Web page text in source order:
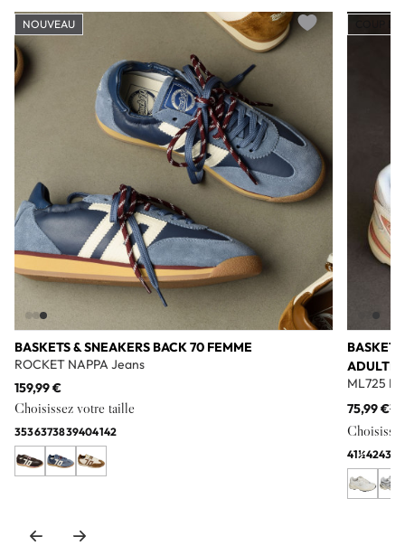
BASKETS & SNEAKERS BACK 70 FEMME
ROCKET NAPPA Jeans
159,99 €
Choisissez votre taille
3536373839404142
NOUVEAU
Add to wishlist
ADULTE
ML725
75,99 €
41½4243